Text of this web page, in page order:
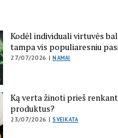
Kodėl individuali virtuvės
tampa vis populiaresniu
27/07/2026 |NAMAI
Ką verta žinoti prieš
produktus?
23/07/2026 |SVEIKATA